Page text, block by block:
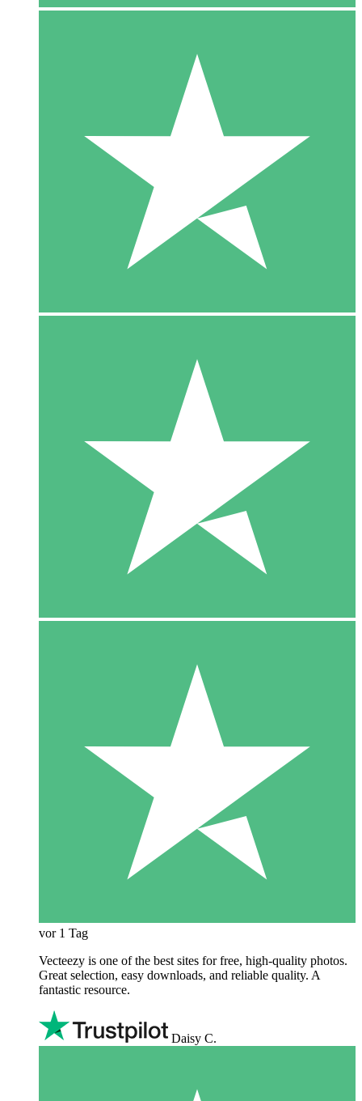
vor 1 Tag
Vecteezy is one of the best sites for free, high‑quality photos.
Great selection, easy downloads, and reliable quality. A
fantastic resource.
Daisy C.